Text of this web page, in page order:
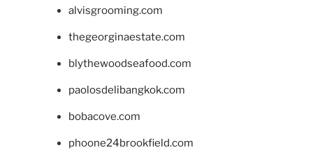
alvisgrooming.com
thegeorginaestate.com
blythewoodseafood.com
paolosdelibangkok.com
bobacove.com
phoone24brookfield.com